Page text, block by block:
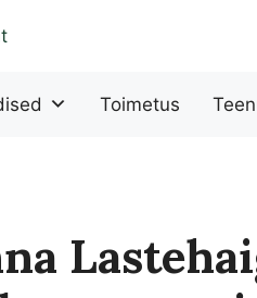
Toimetus